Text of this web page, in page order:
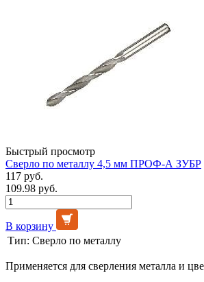
Быстрый просмотр
Сверло по металлу 4,5 мм ПРОФ-А ЗУБР
117 руб.
109.98 руб.
В корзину
Тип: Сверло по металлу
Применяется для сверления металла и